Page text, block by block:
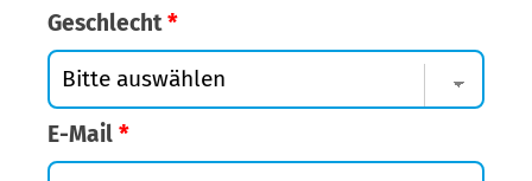
Geschlecht*
E-Mail *